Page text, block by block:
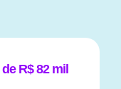
R$ 82 mil